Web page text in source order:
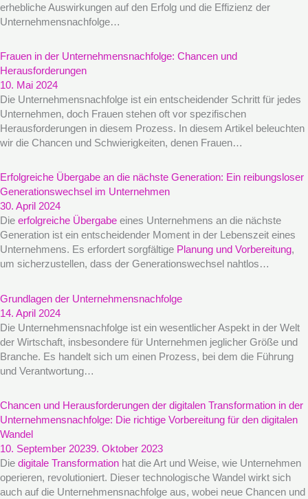
erhebliche Auswirkungen auf den Erfolg und die Effizienz der
Unternehmensnachfolge…
Frauen in der Unternehmensnachfolge: Chancen und
Herausforderungen
10. Mai 2024
Die Unternehmensnachfolge ist ein entscheidender Schritt für jedes
Unternehmen, doch Frauen stehen oft vor spezifischen
Herausforderungen in diesem Prozess. In diesem Artikel beleuchten
wir die Chancen und Schwierigkeiten, denen Frauen…
Erfolgreiche Übergabe an die nächste Generation: Ein reibungsloser
Generationswechsel im Unternehmen
30. April 2024
Die erfolgreiche Übergabe eines Unternehmens an die nächste
Generation ist ein entscheidender Moment in der Lebenszeit eines
Unternehmens. Es erfordert sorgfältige Planung und Vorbereitung,
um sicherzustellen, dass der Generationswechsel nahtlos…
Grundlagen der Unternehmensnachfolge
14. April 2024
Die Unternehmensnachfolge ist ein wesentlicher Aspekt in der Welt
der Wirtschaft, insbesondere für Unternehmen jeglicher Größe und
Branche. Es handelt sich um einen Prozess, bei dem die Führung
und Verantwortung…
Chancen und Herausforderungen der digitalen Transformation in der
Unternehmensnachfolge: Die richtige Vorbereitung für den digitalen
Wandel
10. September 20239. Oktober 2023
Die digitale Transformation hat die Art und Weise, wie Unternehmen
operieren, revolutioniert. Dieser technologische Wandel wirkt sich
auch auf die Unternehmensnachfolge aus, wobei neue Chancen und